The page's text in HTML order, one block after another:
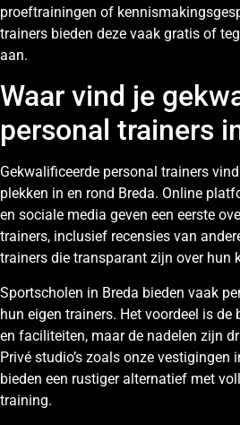
proeftrainingen of
trainers bieden deze vaak gratis of
aan.
Waar vind je
personal trainers
Gekwalificeerde personal trainers
plekken in en rond Breda. Online
en sociale media geven een eerste
trainers, inclusief recensies van
trainers die transparant zijn over hun
Sportscholen in Breda bieden vaak
hun eigen trainers. Het voordeel is
en faciliteiten, maar de nadelen zijn
Privé studio’s zoals onze vestigingen
bieden een rustiger alternatief met
training.